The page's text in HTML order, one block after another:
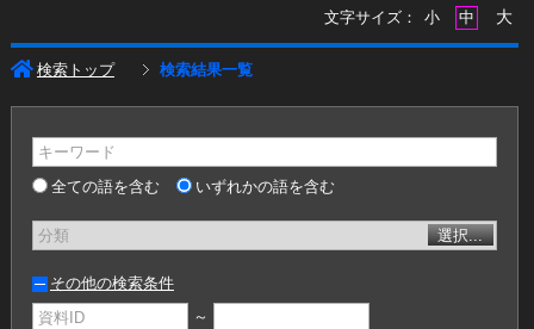
文字サイズ：
小 中 大
検索トップ 検索結果一覧
キーワード
全ての語を含む
いずれかの語を含む
分類 選択...
その他の検索条件
資料ID
～